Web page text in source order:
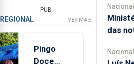
PUB
REGIONAL VER MAIS
Pingo
Doce
Nacional
das
Nacional